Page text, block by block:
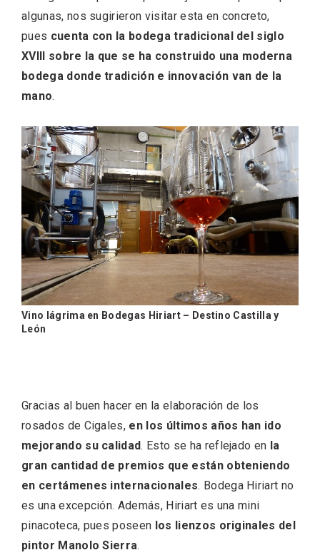
algunas, nos sugirieron visitar esta en concreto,
pues cuenta con la bodega tradicional del siglo
XVIII sobre la que se ha construido una moderna
bodega donde tradición e innovación van de la
mano.
Vino lágrima en Bodegas Hiriart – Destino Castilla y
León
Gracias al buen hacer en la elaboración de los
rosados de Cigales, en los últimos años han ido
mejorando su calidad. Esto se ha reflejado en la
gran cantidad de premios que están obteniendo
en certámenes internacionales. Bodega Hiriart no
es una excepción. Además, Hiriart es una mini
pinacoteca, pues poseen los lienzos originales del
pintor Manolo Sierra.
2026
Itinerarios musicales en San Miguel del
Pino 2026